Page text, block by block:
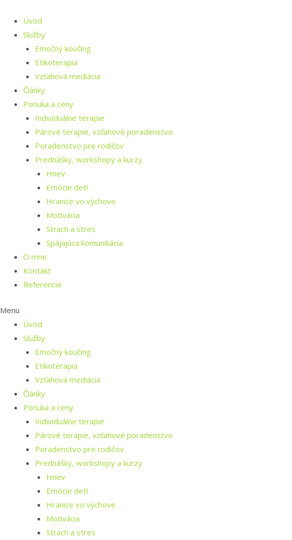
obsah
Úvod
Služby
Emočný koučing
Etikoterapia
Vzťahová mediácia
Články
Ponuka a ceny
Individuálne terapie
Párové terapie, vzťahové poradenstvo
Poradenstvo pre rodičov
Prednášky, workshopy a kurzy
Hnev
Emócie detí
Hranice vo výchove
Motivácia
Strach a stres
Spájajúca komunikácia
O mne
Kontakt
Referencie
Menu
Úvod
Služby
Emočný koučing
Etikoterapia
Vzťahová mediácia
Články
Ponuka a ceny
Individuálne terapie
Párové terapie, vzťahové poradenstvo
Poradenstvo pre rodičov
Prednášky, workshopy a kurzy
Hnev
Emócie detí
Hranice vo výchove
Motivácia
Strach a stres